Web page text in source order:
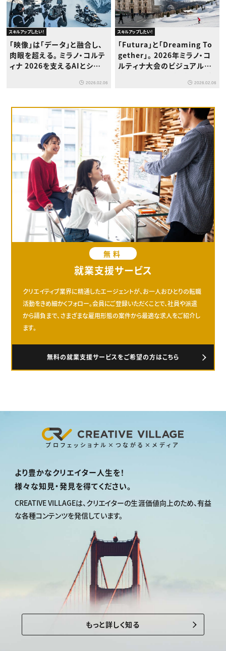
スキルアップしたい！
「映像」は「データ」と融合し、
肉眼を超える。 ミラノ・コルテ
ィナ 2026を支えるAIとシネ
2026.02.06
スキルアップしたい！
「Futura」と「Dreaming To
gether」。 2026年ミラノ・コ
ルティナ大会のビジュアル要
素に見る、共創と持続性のデ
2026.02.06
無料
就業支援サービス
クリエイティブ業界に精通したエージェントが、お一人おひとりの転職
活動をきめ細かくフォロー。会員にご登録いただくことで、社員や派遣
から請負まで、さまざまな雇用形態の案件から最適な求人をご紹介し
ます。
無料の就業支援サービスをご希望の方はこちら
プロフェッショナル×つながる×メディア
より豊かなクリエイター人生を！
様々な知見・発見を得てください。
CREATIVE VILLAGEは、 クリエイターの生涯価値向上のため、有益
な各種コンテンツを発信しています。
もっと詳しく知る